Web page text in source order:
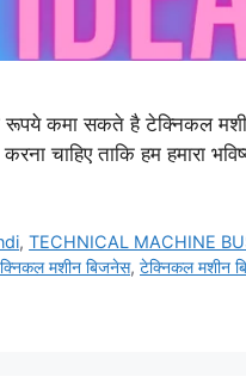
कमा सकते है टेक्निकल
चाहिए ताकि हम हमारा
,TECHNICAL MACHINE
मशीन बिजनेस, टेक्निकल मशीन